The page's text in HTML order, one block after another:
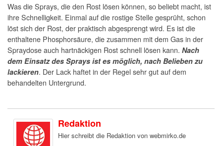
Was die Sprays, die den Rost lösen können, so beliebt macht, ist
ihre Schnelligkeit. Einmal auf die rostige Stelle gesprüht, schon
löst sich der Rost, der praktisch abgesprengt wird. Es ist die
enthaltene Phosphorsäure, die zusammen mit dem Gas in der
Spraydose auch hartnäckigen Rost schnell lösen kann. Nach
dem Einsatz des Sprays ist es möglich, nach Belieben zu
lackieren. Der Lack haftet in der Regel sehr gut auf dem
behandelten Untergrund.
Redaktion
Hier schreibt die Redaktion von webmirko.de